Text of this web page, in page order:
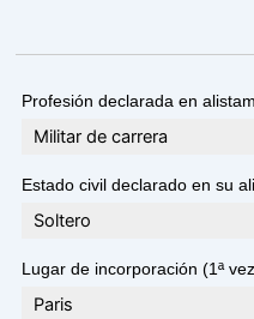
Profesión declarada en
Militar de carrera
Estado civil declarado en su
Soltero
Lugar de incorporación (1ª
Paris